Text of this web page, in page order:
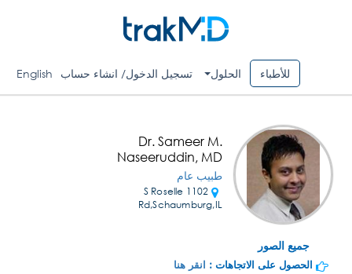
للأطباء الحلول تسجيل الدخول/ انشاء حساب English
جميع الصور
Dr. Sameer M.
Naseeruddin, MD
طبيب عام
1102 S Roselle
Rd,Schaumburg,IL
الحصول على الاتجاهات : انقر هنا